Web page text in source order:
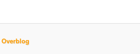
Overblog